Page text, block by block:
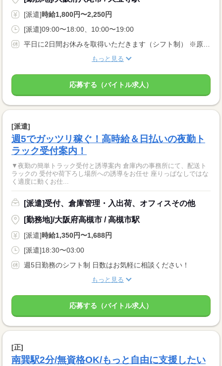
[派遣]時給1,800円〜2,250円
[派遣]09:00〜18:00、10:00〜19:00
平日に2日間お休みを取得いただきます（シフト制） ※原則土日祝は勤務となります ※土日出勤についてのご相談伺います！
もっと見る
応募する（バイトル求人）
[派遣]
週5でガッツリ稼ぐ！高時給＆日払いの夜勤ト
ラック受付案内！
▼夜勤の簡単トラック受付と誘導案内 倉庫内の事務所にて、配送ト
ラックの 受付や荷下ろし場所への誘導をお任せ 座りっぱなしではな
く適度に動くお仕...
[派遣]受付、倉庫管理・入出荷、オフィスその他
[勤務地]/大阪府高槻市 / 高槻市駅
[派遣]時給1,350円〜1,688円
[派遣]18:30〜03:00
週5日勤務のシフト制 日数はお気軽に相談ください！
もっと見る
応募する（バイトル求人）
[正]
南巽駅2分/無資格OK/もっと自由に支援したい